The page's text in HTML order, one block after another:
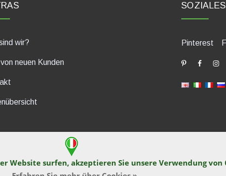
Website surfen, akzeptieren Sie unsere Verwendung von
wir?
neuen Kunden
Pinterest
(RN), Italia. Numero REA: RN410802. P.IVA: 04421580400.